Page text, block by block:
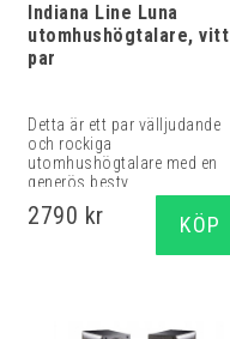
Indiana Line Luna
utomhushögtalare, vitt
par
Detta är ett par välljudande
och rockiga
utomhushögtalare med en
generös besty...
2790 kr KÖP